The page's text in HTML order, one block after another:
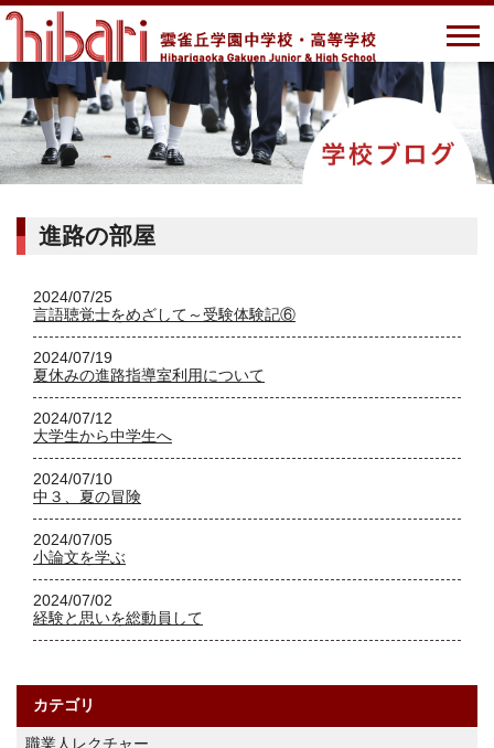
進路の部屋
2024/07/25
言語聴覚士をめざして～受験体験記⑥
2024/07/19
夏休みの進路指導室利用について
2024/07/12
大学生から中学生へ
2024/07/10
中３、夏の冒険
2024/07/05
小論文を学ぶ
2024/07/02
経験と思いを総動員して
カテゴリ
職業人レクチャー